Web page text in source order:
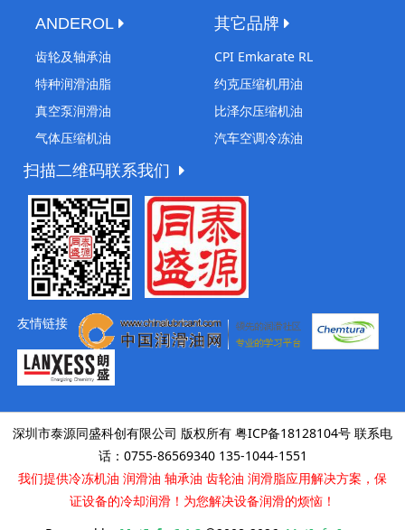
ANDEROL
齿轮及轴承油
特种润滑油脂
真空泵润滑油
气体压缩机油
其它品牌
CPI Emkarate RL
约克压缩机用油
比泽尔压缩机油
汽车空调冷冻油
扫描二维码联系我们
友情链接
深圳市泰源同盛科创有限公司 版权所有 粤ICP备18128104号 联系电
话：0755-86569340 135-1044-1551
我们提供冷冻机油 润滑油 轴承油 齿轮油 润滑脂应用解决方案，保
证设备的冷却润滑！为您解决设备润滑的烦恼！